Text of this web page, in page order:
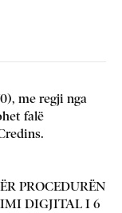
me regji nga
falë
PROCEDURËN
DIGJITAL I 6